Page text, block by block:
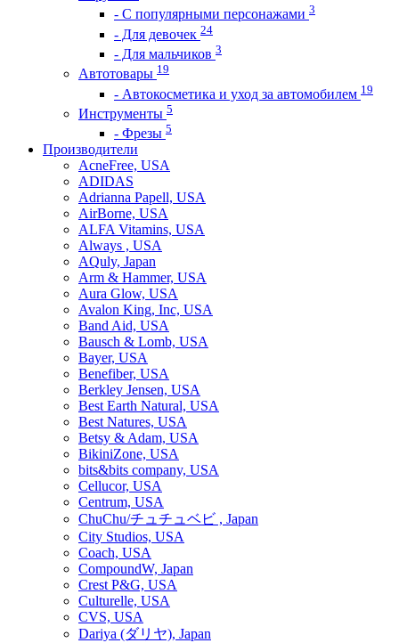
- С популярными персонажами 3
- Для девочек 24
- Для мальчиков 3
Автотовары 19
- Автокосметика и уход за автомобилем 19
Инструменты 5
- Фрезы 5
Производители
AcneFree, USA
ADIDAS
Adrianna Papell, USA
AirBorne, USA
ALFA Vitamins, USA
Always , USA
AQuly, Japan
Arm & Hammer, USA
Aura Glow, USA
Avalon King, Inc, USA
Band Aid, USA
Bausch & Lomb, USA
Bayer, USA
Benefiber, USA
Berkley Jensen, USA
Best Earth Natural, USA
Best Natures, USA
Betsy & Adam, USA
BikiniZone, USA
bits&bits company, USA
Cellucor, USA
Centrum, USA
ChuChu/チュチュベビ , Japan
City Studios, USA
Coach, USA
CompoundW, Japan
Crest P&G, USA
Culturelle, USA
CVS, USA
Dariya (ダリヤ), Japan